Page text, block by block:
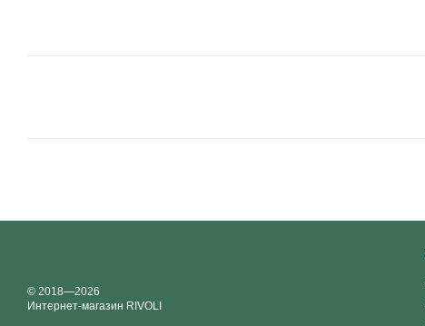
© 2018—2026
Интернет-магазин RIVOLI